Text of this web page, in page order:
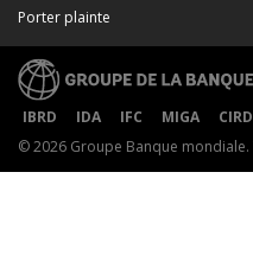
Porter plainte
IBRD IDA IFC MIGA
© 2026 Groupe Banque